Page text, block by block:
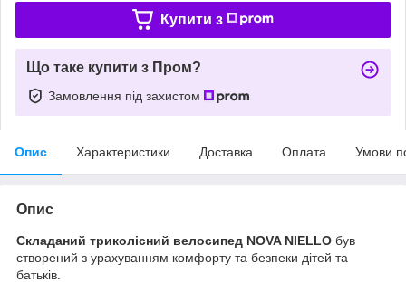
Купити з
Що таке купити з Пром?
Замовлення під захистом
Опис Характеристики Доставка Оплата Умови
Опис
Складаний триколісний велосипед NOVA NIELLO був
створений з урахуванням комфорту та безпеки дітей та
батьків.